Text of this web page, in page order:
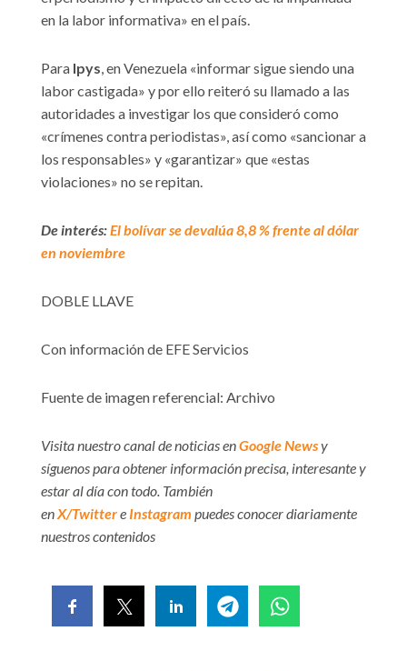
en la labor informativa» en el país.
Para Ipys, en Venezuela «informar sigue siendo una
labor castigada» y por ello reiteró su llamado a las
autoridades a investigar los que consideró como
«crímenes contra periodistas», así como «sancionar a
los responsables» y «garantizar» que «estas
violaciones» no se repitan.
De interés:El bolívar se devalúa 8,8 % frente al dólar
en noviembre
DOBLE LLAVE
Con información de EFE Servicios
Fuente de imagen referencial: Archivo
Visita nuestro canal de noticias enGoogle Newsy
síguenos para obtener información precisa, interesante y
estar al día con todo. También
enX/Twittere Instagram puedes conocer diariamente
nuestros contenidos